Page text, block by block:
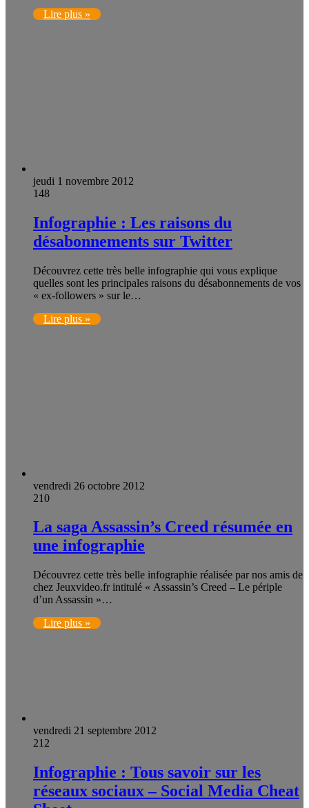
Lire plus »
jeudi 1 novembre 2012
148
Infographie : Les raisons du
désabonnements sur Twitter
Découvrez cette très belle infographie qui vous explique
quelles sont les principales raisons du désabonnements de vos
« ex-followers » sur le…
Lire plus »
vendredi 26 octobre 2012
210
La saga Assassin’s Creed résumée en
une infographie
Découvrez cette très belle infographie réalisée par nos amis de
chez Jeuxvideo.fr intitulé « Assassin’s Creed – Le périple
d’un Assassin »…
Lire plus »
vendredi 21 septembre 2012
212
Infographie : Tous savoir sur les
réseaux sociaux – Social Media Cheat